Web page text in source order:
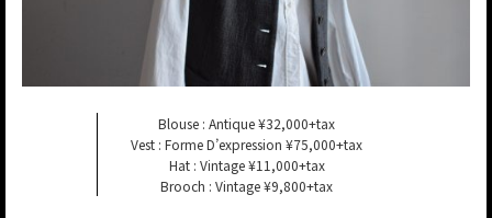
Blouse : Antique ¥32,000+tax
Vest : Forme D’expression ¥75,000+tax
Hat : Vintage ¥11,000+tax
Brooch : Vintage ¥9,800+tax